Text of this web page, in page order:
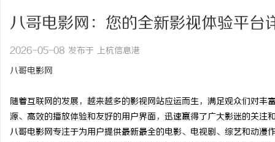
八哥电影网：您的全新影视体验平台
2026-05-08 发布于 上杭信息港
八哥电影网
随着互联网的发展，越来越多的影视网站应运而生，满足观众们对
源、高效的播放体验和友好的用户界面，迅速赢得了广大影迷的关注
八哥电影网专注于为用户提供最新最全的电影、电视剧、综艺和动